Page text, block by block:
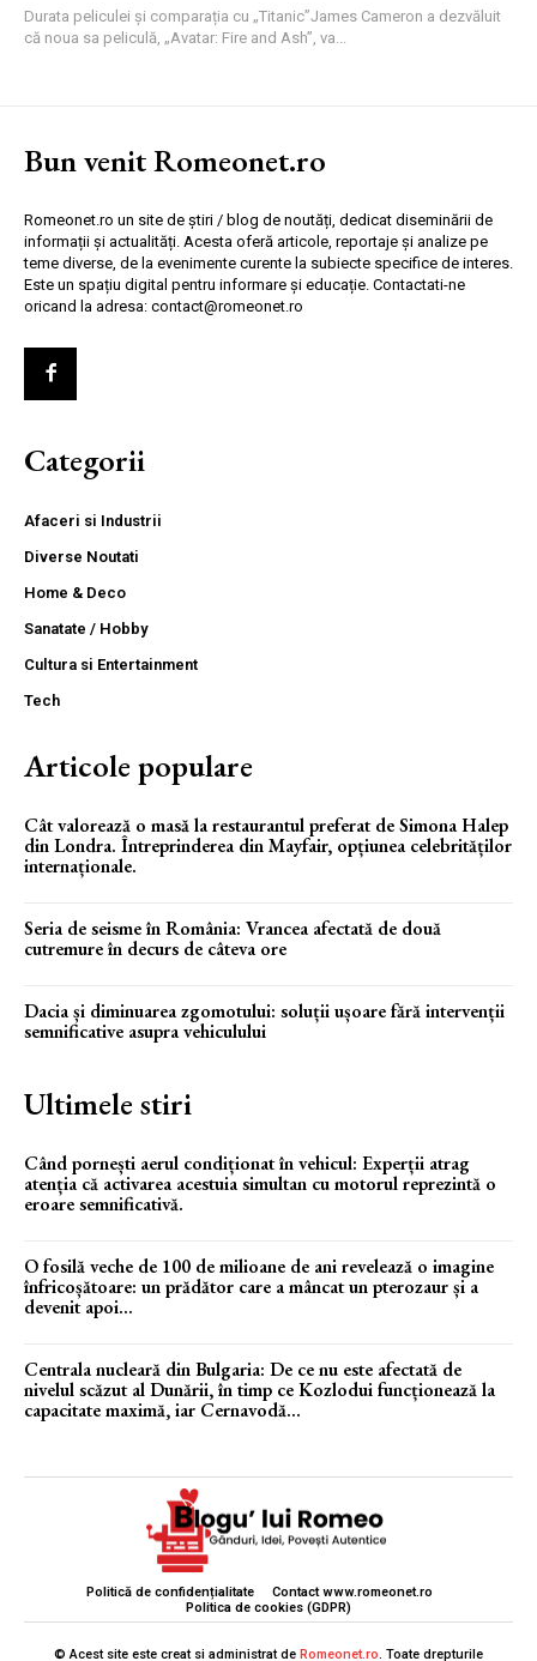
Durata peliculei și comparația cu „Titanic”James Cameron a dezvăluit
că noua sa peliculă, „Avatar: Fire and Ash”, va...
Bun venit Romeonet.ro
Romeonet.ro un site de știri / blog de noutăți, dedicat diseminării de
informații și actualități. Acesta oferă articole, reportaje și analize pe
teme diverse, de la evenimente curente la subiecte specifice de interes.
Este un spațiu digital pentru informare și educație. Contactati-ne
oricand la adresa: contact@romeonet.ro
Categorii
Afaceri si Industrii
Diverse Noutati
Home & Deco
Sanatate / Hobby
Cultura si Entertainment
Tech
Articole populare
Cât valorează o masă la restaurantul preferat de Simona Halep
din Londra. Întreprinderea din Mayfair, opțiunea celebrităților
internaționale.
Seria de seisme în România: Vrancea afectată de două
cutremure în decurs de câteva ore
Dacia și diminuarea zgomotului: soluții ușoare fără intervenții
semnificative asupra vehiculului
Ultimele stiri
Când pornești aerul condiționat în vehicul: Experții atrag
atenția că activarea acestuia simultan cu motorul reprezintă o
eroare semnificativă.
O fosilă veche de 100 de milioane de ani revelează o imagine
înfricoșătoare: un prădător care a mâncat un pterozaur și a
devenit apoi...
Centrala nucleară din Bulgaria: De ce nu este afectată de
nivelul scăzut al Dunării, în timp ce Kozlodui funcționează la
capacitate maximă, iar Cernavodă...
Politică de confidențialitate
Contact www.romeonet.ro
Politica de cookies (GDPR)
© Acest site este creat si administrat de Romeonet.ro. Toate drepturile